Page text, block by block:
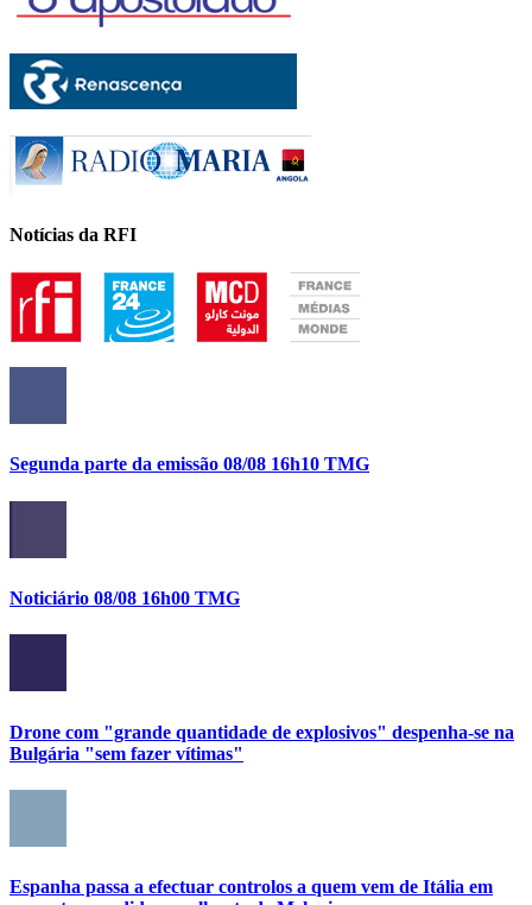
Notícias da RFI
Segunda parte da emissão 08/08 16h10 TMG
Noticiário 08/08 16h00 TMG
Drone com "grande quantidade de explosivos" despenha-se na
Bulgária "sem fazer vítimas"
Espanha passa a efectuar controlos a quem vem de Itália em